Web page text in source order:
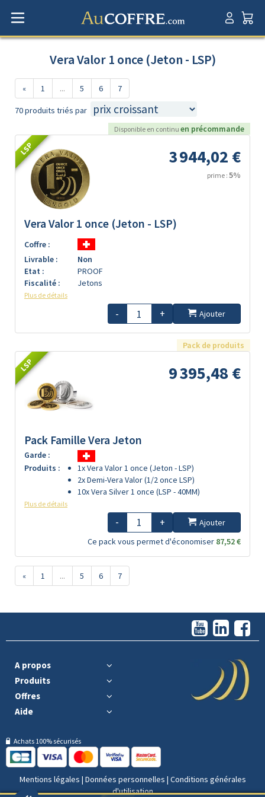
Vera Valor 1 once (Jeton - LSP)
« 1 ... 5 6 7
70 produits triés par
Disponible en continu en précommande
LSP 3 944,02 €
prime : 5%
Vera Valor 1 once (Jeton - LSP)
Coffre :
Livrable :
Non
Etat :
PROOF
Fiscalité :
Jetons
Plus de détails
- + Ajouter
Pack de produits
LSP 9 395,48 €
Pack Famille Vera Jeton
Garde :
Produits :
1x Vera Valor 1 once (Jeton - LSP)
2x Demi-Vera Valor (1/2 once LSP)
10x Vera Silver 1 once (LSP - 40MM)
Plus de détails
- +
Ajouter
Ce pack vous permet d'économiser 87,52 €
« 1 ... 5 6 7
A propos
Produits
Offres
Aide
Achats 100% sécurisés
Mentions légales | Données personnelles | Conditions générales
d'utilisation